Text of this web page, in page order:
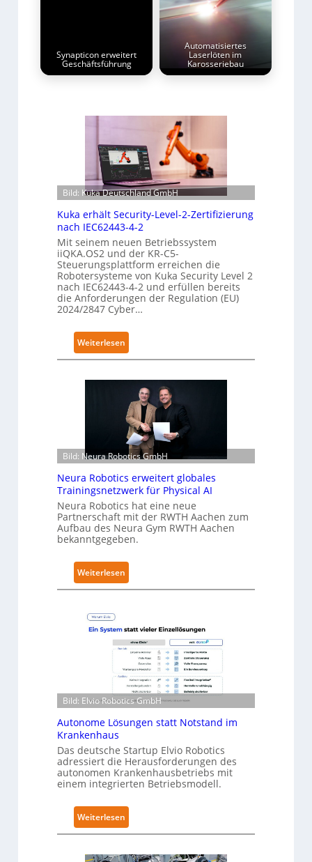
Synapticon erweitert
Geschäftsführung
Automatisiertes
Laserlöten im
Karosseriebau
Bild: Kuka Deutschland GmbH
Kuka erhält Security-Level-2-Zertifizierung
nach IEC62443-4-2
Mit seinem neuen Betriebssystem
iiQKA.OS2 und der KR-C5-
Steuerungsplattform erreichen die
Robotersysteme von Kuka Security Level 2
nach IEC62443-4-2 und erfüllen bereits
die Anforderungen der Regulation (EU)
2024/2847 Cyber…
Weiterlesen
K
e
r
h
ä
l
t
S
e
c
u
r
t
L
e
e
l
-
2
Z
e
r
i
f
z
Bild: Neura Robotics GmbH
Neura Robotics erweitert globales
Trainingsnetzwerk für Physical AI
Neura Robotics hat eine neue
Partnerschaft mit der RWTH Aachen zum
Aufbau des Neura Gym RWTH Aachen
bekanntgegeben.
Weiterlesen
N
r
a
o
b
o
t
c
s
e
r
w
i
Bild: Elvio Robotics GmbH
Autonome Lösungen statt Notstand im
Krankenhaus
Das deutsche Startup Elvio Robotics
adressiert die Herausforderungen des
autonomen Krankenhausbetriebs mit
einem integrierten Betriebsmodell.
Weiterlesen
A